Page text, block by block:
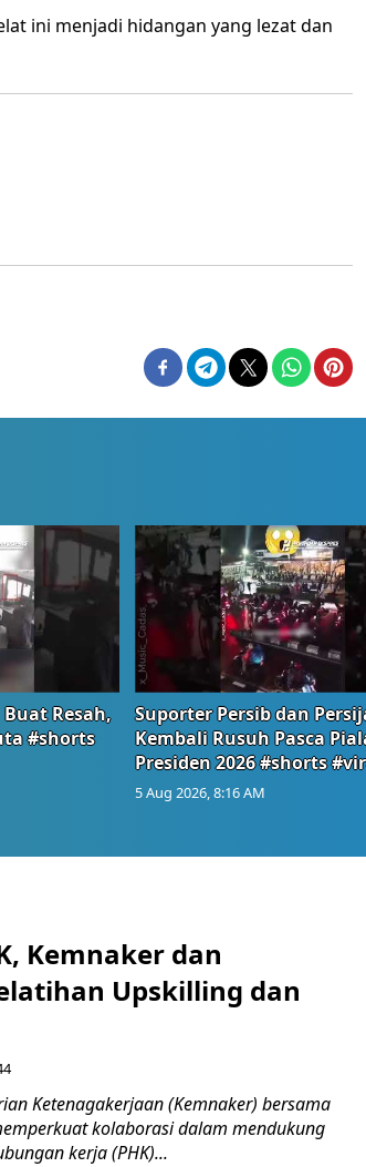
ini menjadi hidangan yang lezat dan
Resah,
#shorts
Suporter Persib dan
Kembali Rusuh Pasca
Presiden 2026 #shorts
5 Aug 2026, 8:16 AM
Kemnaker dan
Upskilling dan
Ketenagakerjaan (Kemnaker) bersama
kolaborasi dalam mendukung
kerja (PHK)...